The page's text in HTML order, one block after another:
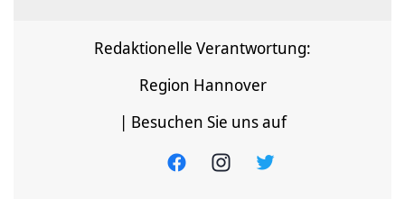
Redaktionelle Verantwortung:
Region Hannover
| Besuchen Sie uns auf